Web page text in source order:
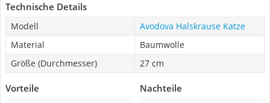
Technische Details
Modell
Avodova Halskrause Katze
Material
Baumwolle
Größe (Durchmesser)
27 cm
Vorteile Nachteile